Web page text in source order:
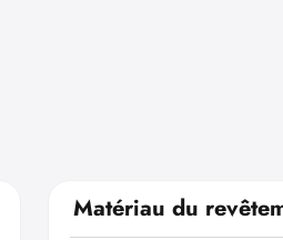
Matériau du